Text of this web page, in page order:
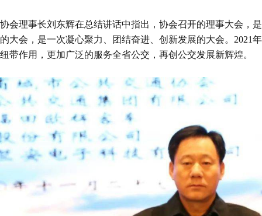
协会理事长刘东辉在总结讲话中指出，协会召开的理事大会，
的大会，是一次凝心聚力、团结奋进、创新发展的大会。2021
纽带作用，更加广泛的服务全省公交，再创公交发展新辉煌。